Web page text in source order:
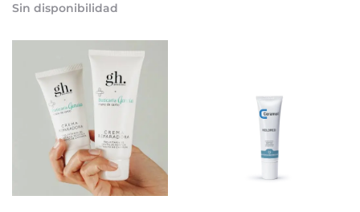
Sin disponibilidad